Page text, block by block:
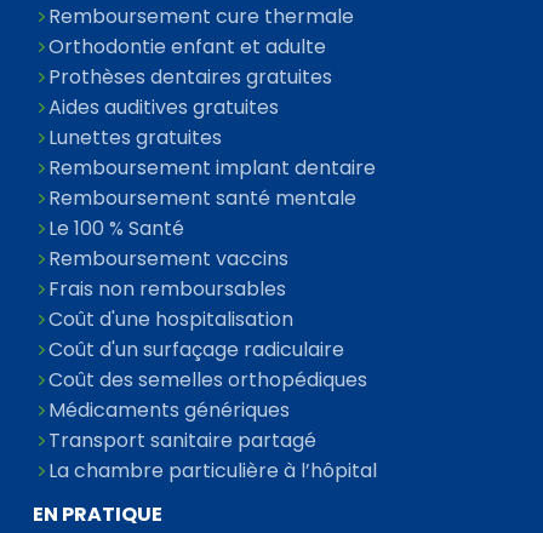
Remboursement cure thermale
Orthodontie enfant et adulte
Prothèses dentaires gratuites
Aides auditives gratuites
Lunettes gratuites
Remboursement implant dentaire
Remboursement santé mentale
Le 100 % Santé
Remboursement vaccins
Frais non remboursables
Coût d'une hospitalisation
Coût d'un surfaçage radiculaire
Coût des semelles orthopédiques
Médicaments génériques
Transport sanitaire partagé
La chambre particulière à l’hôpital
EN PRATIQUE